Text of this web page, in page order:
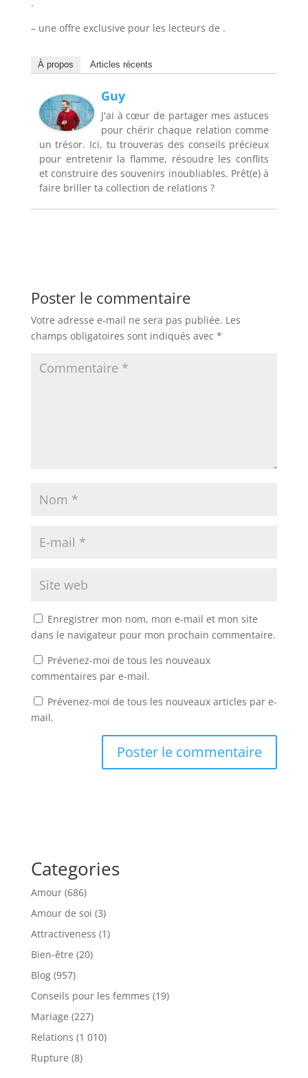
– une offre exclusive pour les lecteurs de .
À propos Articles récents
Guy
J'ai à cœur de partager mes astuces
pour chérir chaque relation comme
un trésor. Ici, tu trouveras des conseils précieux
pour entretenir la flamme, résoudre les conflits
et construire des souvenirs inoubliables. Prêt(e) à
faire briller ta collection de relations ?
Poster le commentaire
Votre adresse e-mail ne sera pas publiée. Les
champs obligatoires sont indiqués avec *
Enregistrer mon nom, mon e-mail et mon site
dans le navigateur pour mon prochain commentaire.
Prévenez-moi de tous les nouveaux
commentaires par e-mail.
Prévenez-moi de tous les nouveaux articles par e-
mail.
Categories
Amour(686)
Amour de soi (3)
Attractiveness (1)
Bien-être (20)
Blog(957)
Conseils pour les femmes (19)
Mariage (227)
Relations (1 010)
Rupture (8)